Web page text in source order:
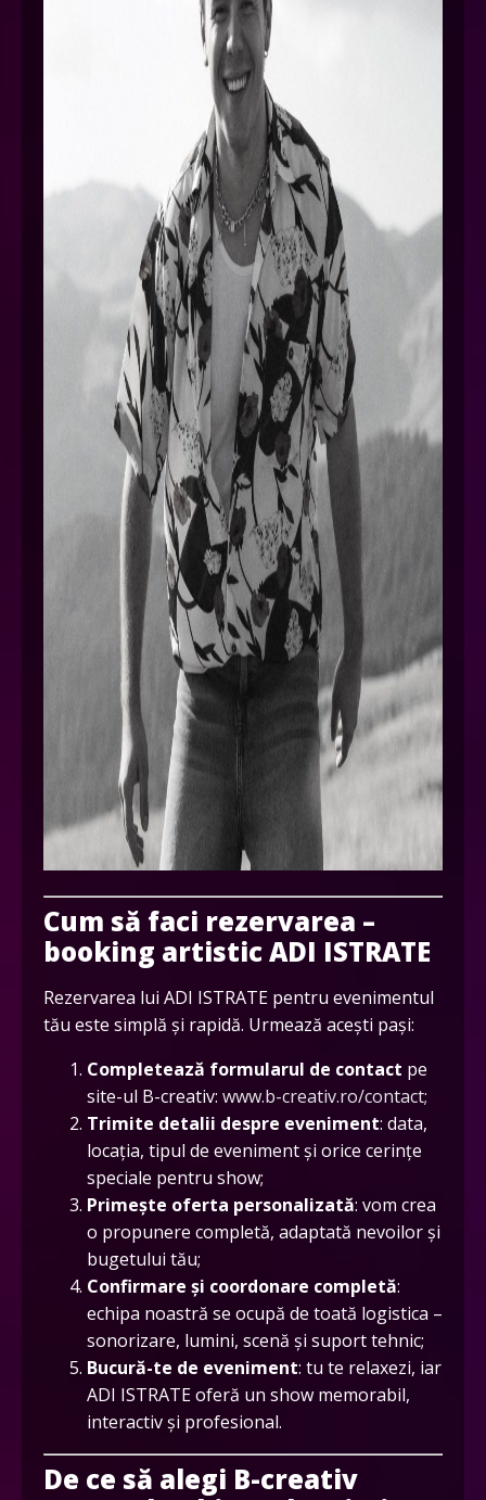
Cum să faci rezervarea –
booking artistic ADI ISTRATE
Rezervarea lui ADI ISTRATE pentru evenimentul
tău este simplă și rapidă. Urmează acești pași:
Completează formularul de contact pe
site-ul B-creativ: www.b-creativ.ro/contact;
Trimite detalii despre eveniment: data,
locația, tipul de eveniment și orice cerințe
speciale pentru show;
Primește oferta personalizată: vom crea
o propunere completă, adaptată nevoilor și
bugetului tău;
Confirmare și coordonare completă:
echipa noastră se ocupă de toată logistica –
sonorizare, lumini, scenă și suport tehnic;
Bucură-te de eveniment: tu te relaxezi, iar
ADI ISTRATE oferă un show memorabil,
interactiv și profesional.
De ce să alegi B-creativ